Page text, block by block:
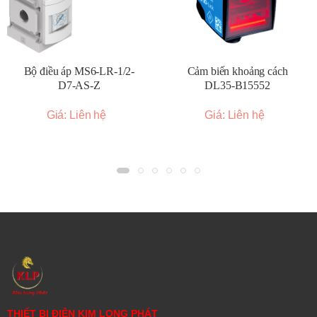
truyền động và các thiết bị khác.
Chế tạo máy:
Đảm bảo nguồn khí nén chất lượng cho
các công cụ khí nén, hệ thống kẹp và các ứng dụng
khác.
Điện tử: Cung cấp khí nén sạch cho các quy trình sản
Thực phẩm và đồ uống:
Sử dụng trong các hệ thống
Ứng dụng trong các thiết bị và hệ thống khí nén y
Bộ điều áp MS6-LR-1/2-
D7-AS-Z
Giá: Liên hệ
Cảm biến khoảng cách
DL35-B15552
Giá: Liên hệ
THIẾT BỊ ĐIỆN KIM LONG PHÁT